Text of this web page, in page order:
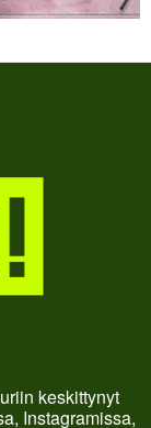
keskittynyt
Instagramissa,